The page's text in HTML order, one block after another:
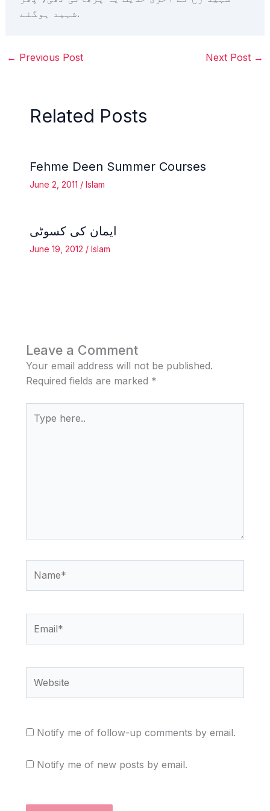
شہید ہوگئے.
← Previous Post Next Post →
Related Posts
Fehme Deen Summer Courses
June 2, 2011 / Islam
ایمان کی کسوٹی
June 19, 2012 / Islam
Leave a Comment
Your email address will not be published.
Required fields are marked *
here..
Notify me of follow-up comments by email.
Notify me of new posts by email.